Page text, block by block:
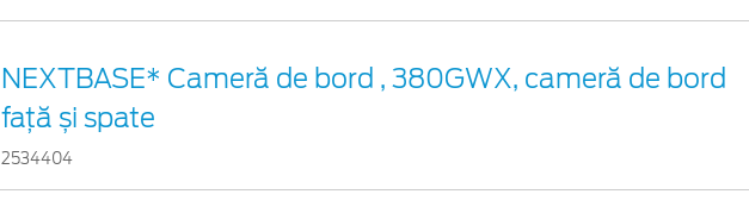
NEXTBASE* Cameră de bord , 380GWX, cameră de bord
față și spate
2534404